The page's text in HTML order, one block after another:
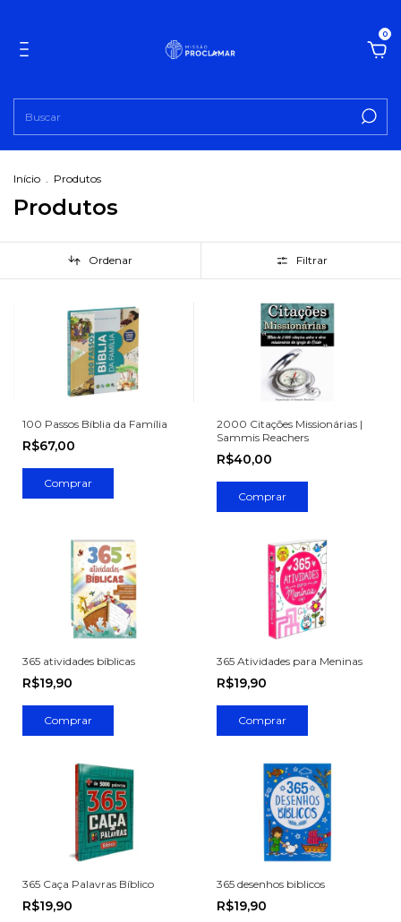
0
Início . Produtos
Produtos
Ordenar Filtrar
100 Passos Bíblia da Família
R$67,00
2000 Citações Missionárias |
Sammis Reachers
R$40,00
365 atividades bíblicas
R$19,90
365 Atividades para Meninas
R$19,90
365 Caça Palavras Bíblico
R$19,90
365 desenhos biblicos
R$19,90